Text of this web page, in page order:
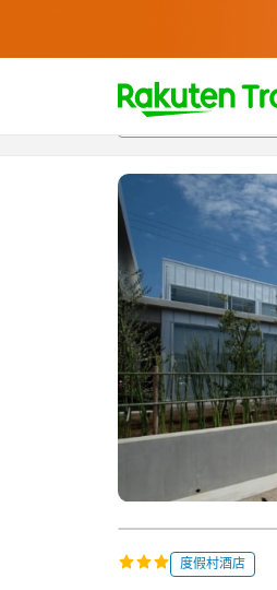
t
p
a
g
e
s
e
a
r
c
h
概覽房間及住宿方案 評
度假村酒店